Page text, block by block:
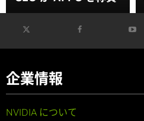
企業情報
NVIDIA について